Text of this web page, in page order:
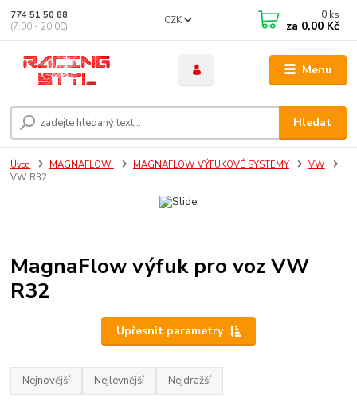
Menu
CZK
Hledat
774 51 50 88
(7:00 - 20:00)
0 ks
za 0,00 Kč
Úvod MAGNAFLOW MAGNAFLOW VÝFUKOVÉ SYSTEMY
VW
VW R32
MagnaFlow výfuk pro voz VW
R32
Upřesnit parametry
Nejnovější Nejlevnější Nejdražší